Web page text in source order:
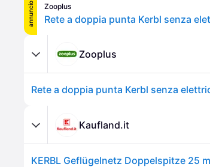
annuncio Zooplus
Zooplus
Kaufland.it